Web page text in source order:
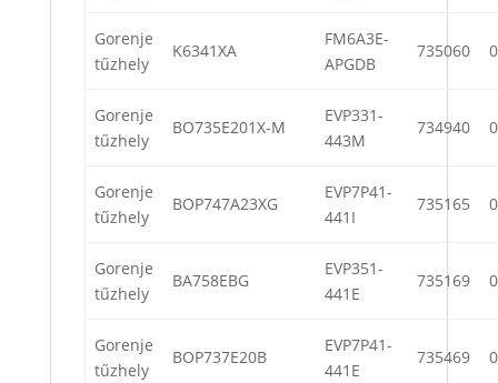
Gorenje
tűzhely
K6341XA
FM6A3E-
APGDB
735060
Gorenje
tűzhely
BO735E201X-M
EVP331-
443M
734940
Gorenje
tűzhely
BOP747A23XG
EVP7P41-
441I
735165
Gorenje
tűzhely
BA758EBG
EVP351-
441E
735169
Gorenje
tűzhely
BOP737E20B
EVP7P41-
441E
735469